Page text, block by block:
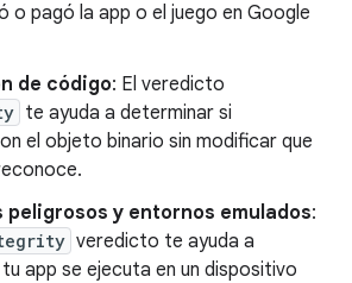
o pagó la app o el juego en Google
de código: El veredicto
te ayuda a determinar si
el objeto binario sin modificar que
peligrosos y entornos emulados:
veredicto te ayuda a
app se ejecuta en un dispositivo